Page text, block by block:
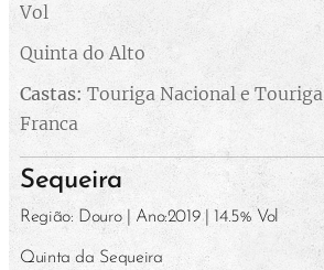
Vol
Quinta do Alto
Castas: Touriga Nacional e Touriga
Franca
Sequeira
Região: Douro | Ano:2019 | 14.5% Vol
Quinta da Sequeira